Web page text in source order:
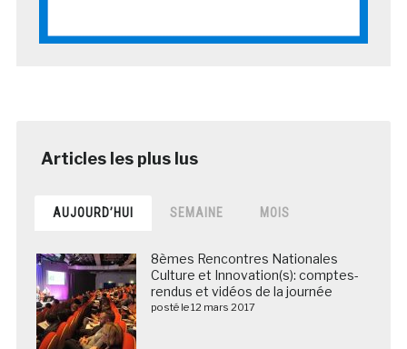
AUJOURD’HUI SEMAINE MOIS
8èmes Rencontres Nationales
Culture et Innovation(s): comptes-
rendus et vidéos de la journée
posté le 12 mars 2017